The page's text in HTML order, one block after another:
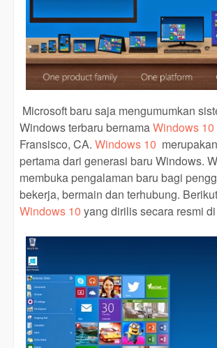
Microsoft baru saja mengumumkan
Windows terbaru bernamaWindows 10
Fransisco, CA. Windows 10
pertama dari generasi baru Windows.
membuka pengalaman baru bagi
bekerja, bermain dan terhubung. Berikut
Windows 10 yang dirilis secara resmi